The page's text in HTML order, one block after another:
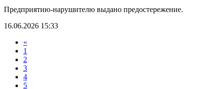
Предприятию-нарушителю выдано предостережение.
16.06.2026 15:33
«
1
2
3
4
5